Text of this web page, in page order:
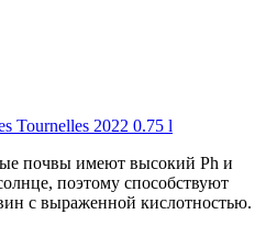
почвы имеют высокий Ph и
поэтому способствуют
с выраженной кислотностью.